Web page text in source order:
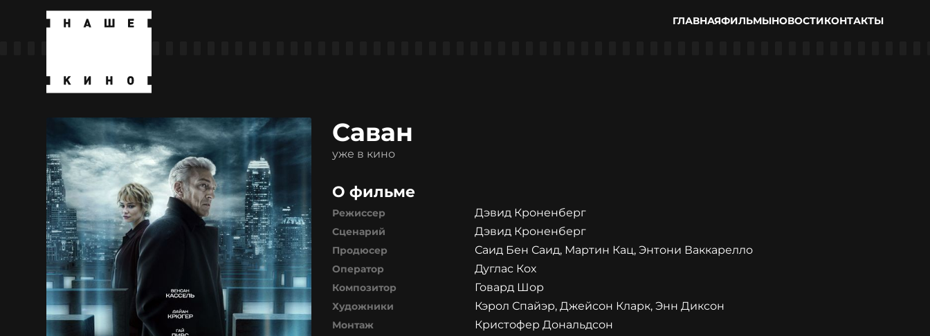
ГЛАВНАЯФИЛЬМЫНОВОСТИКОНТАКТЫ
Саван
уже в кино
О фильме
Режиссер Дэвид Кроненберг
Сценарий Дэвид Кроненберг
Продюсер Саид Бен Саид, Мартин Кац, Энтони Ваккарелло
Оператор Дуглас Кох
Композитор Говард Шор
Художники Кэрол Спайэр, Джейсон Кларк, Энн Диксон
Монтаж Кристофер Дональдсон